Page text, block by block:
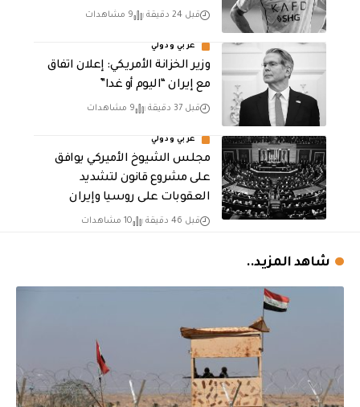
قبل 24 دقيقة 9 مشاهدات
عربي ودولي
وزير الخزانة الأمريكي: إعلان اتفاق
مع إيران “اليوم أو غدا”
قبل 37 دقيقة 9 مشاهدات
عربي ودولي
مجلس الشيوخ الأميركي يوافق
على مشروع قانون لتشديد
العقوبات على روسيا وإيران
قبل 46 دقيقة 10 مشاهدات
شاهد المزيد..